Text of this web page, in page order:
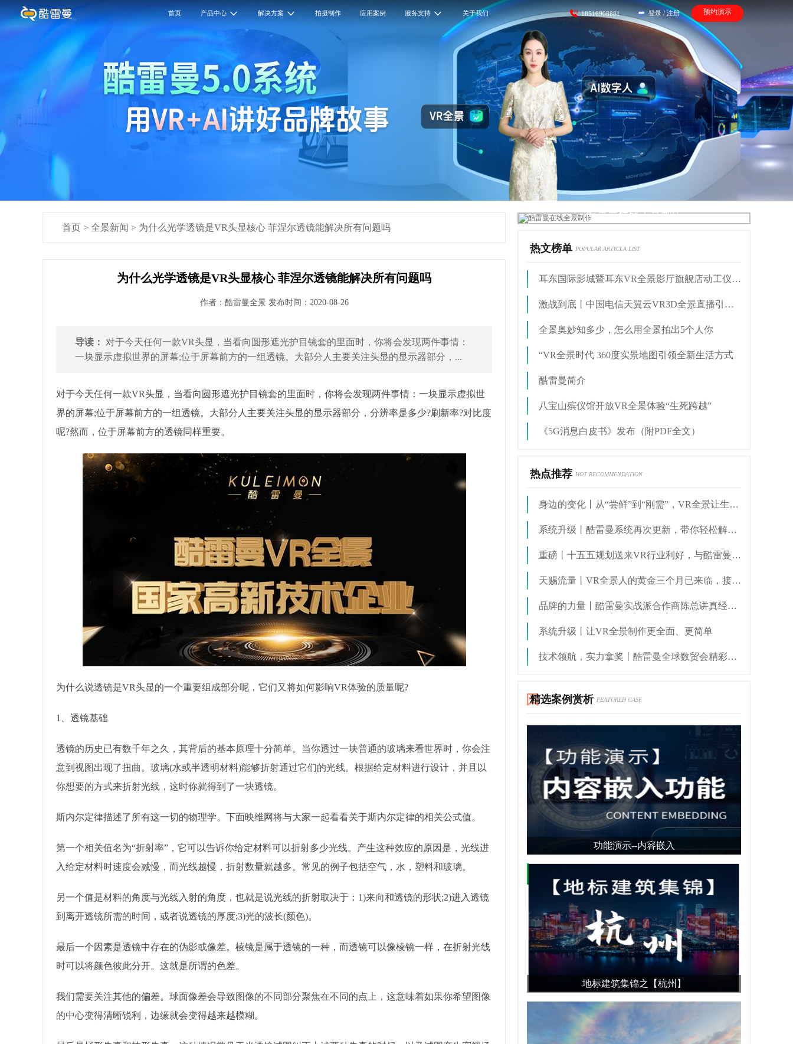
首页 产品中心 解决方案 拍摄制作 应用案例 服务支持 关于我们 18516908881 登录 / 注册 预约演示
首页 > 全景新闻 > 为什么光学透镜是VR头显核心 菲涅尔透镜能解决所有问题吗
为什么光学透镜是VR头显核心 菲涅尔透镜能解决所有问题吗
作者：酷雷曼全景 发布时间：2020-08-26
导读：
对于今天任何一款VR头显，当看向圆形遮光护目镜套的里面时，你将会发现两件事情：
一块显示虚拟世界的屏幕;位于屏幕前方的一组透镜。大部分人主要关注头显的显示器部分，...
对于今天任何一款VR头显，当看向圆形遮光护目镜套的里面时，你将会发现两件事情：一块显示虚拟世
界的屏幕;位于屏幕前方的一组透镜。大部分人主要关注头显的显示器部分，分辨率是多少?刷新率?对比度
呢?然而，位于屏幕前方的透镜同样重要。
为什么说透镜是VR头显的一个重要组成部分呢，它们又将如何影响VR体验的质量呢?
1、透镜基础
透镜的历史已有数千年之久，其背后的基本原理十分简单。当你透过一块普通的玻璃来看世界时，你会注
意到视图出现了扭曲。玻璃(水或半透明材料)能够折射通过它们的光线。根据给定材料进行设计，并且以
你想要的方式来折射光线，这时你就得到了一块透镜。
斯内尔定律描述了所有这一切的物理学。下面映维网将与大家一起看看关于斯内尔定律的相关公式值。
第一个相关值名为“折射率”，它可以告诉你给定材料可以折射多少光线。产生这种效应的原因是，光线进
入给定材料时速度会减慢，而光线越慢，折射数量就越多。常见的例子包括空气，水，塑料和玻璃。
另一个值是材料的角度与光线入射的角度，也就是说光线的折射取决于：1)来向和透镜的形状;2)进入透镜
到离开透镜所需的时间，或者说透镜的厚度;3)光的波长(颜色)。
最后一个因素是透镜中存在的伪影或像差。棱镜是属于透镜的一种，而透镜可以像棱镜一样，在折射光线
时可以将颜色彼此分开。这就是所谓的色差。
我们需要关注其他的偏差。球面像差会导致图像的不同部分聚焦在不同的点上，这意味着如果你希望图像
的中心变得清晰锐利，边缘就会变得越来越模糊。
酷雷曼在线全景制作
热文榜单 POPULAR ARTICLA LIST
耳东国际影城暨耳东VR全景影厅旗舰店动工仪式盛大举行
激战到底丨中国电信天翼云VR3D全景直播引燃拳击热火
全景奥妙知多少，怎么用全景拍出5个人你
“VR全景时代 360度实景地图引领全新生活方式
酷雷曼简介
八宝山殡仪馆开放VR全景体验“生死跨越”
《5G消息白皮书》发布（附PDF全文）
热点推荐 HOT RECOMMENDATION
身边的变化丨从“尝鲜”到“刚需”，VR全景让生活“立体化”
系统升级丨酷雷曼系统再次更新，带你轻松解锁实用新功能
重磅丨十五五规划送来VR行业利好，与酷雷曼一起共赢未来新基建！
天赐流量丨VR全景人的黄金三个月已来临，接住这波泼天富贵！
品牌的力量丨酷雷曼实战派合作商陈总讲真经验、传真方法
系统升级丨让VR全景制作更全面、更简单
技术领航，实力拿奖丨酷雷曼全球数贸会精彩时刻
精选案例赏析 FEATURED CASE
功能演示--内容嵌入
地标建筑集锦之【杭州】